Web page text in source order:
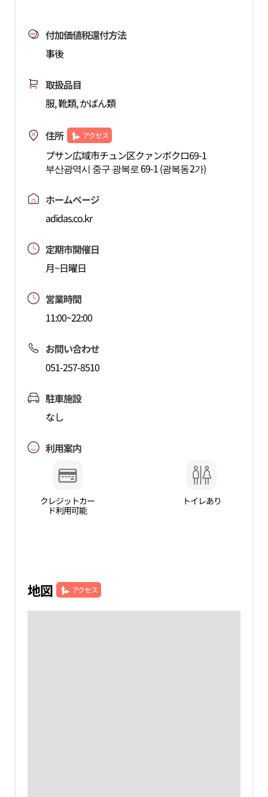
付加価値税還付方法
事後
取扱品目
服, 靴類, かばん類
住所 アクセス
プサン広域市チュン区クァンボクロ69-1
부산광역시 중구 광복로 69-1 (광복동2가)
ホームページ
adidas.co.kr
定期市開催日
月~日曜日
営業時間
11:00~22:00
お問い合わせ
051-257-8510
駐車施設
なし
利用案内
クレジットカー
ド利用可能
トイレあり
地図 アクセス